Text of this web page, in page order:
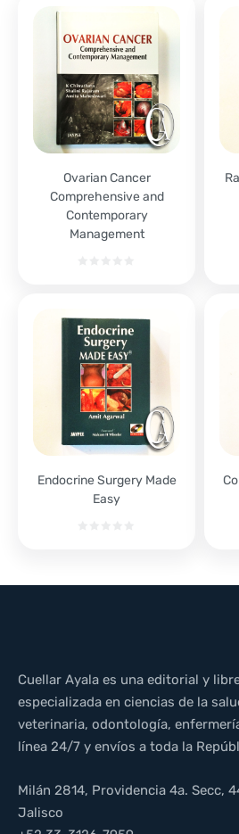
Ovarian Cancer
Comprehensive and
Contemporary
Management
Endocrine Surgery Made
Easy
Cuellar Ayala es una editorial y
especializada en ciencias de la
veterinaria, odontología,
línea 24/7 y envíos a toda la
Milán 2814, Providencia 4a. Secc,
Jalisco